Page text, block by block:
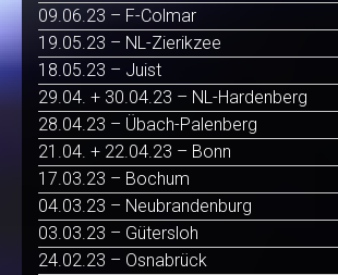
09.06.23 – F-Colmar
19.05.23 – NL-Zierikzee
18.05.23 – Juist
29.04. + 30.04.23 – NL-Hardenberg
28.04.23 – Übach-Palenberg
21.04. + 22.04.23 – Bonn
17.03.23 – Bochum
04.03.23 – Neubrandenburg
03.03.23 – Gütersloh
24.02.23 – Osnabrück